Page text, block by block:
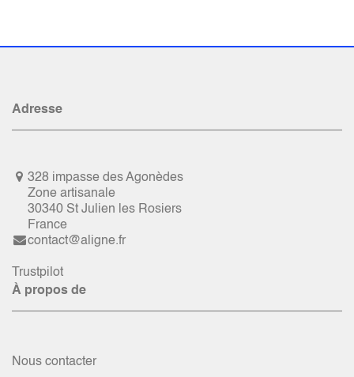
Adresse
328 impasse des Agonèdes
Zone artisanale
30340 St Julien les Rosiers
France
contact@aligne.fr
Trustpilot
À propos de
Nous contacter